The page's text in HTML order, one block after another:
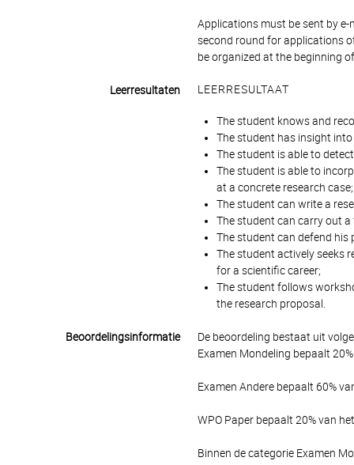
Applications must be sent by
second round for applications
be organized at the beginning
Leerresultaten LEERRESULTAAT
The student knows and
The student has insight
The student is able to
The student is able to
at a concrete research case;
The student can write a
The student can carry out
The student can defend his
The student actively seeks
for a scientific career;
The student follows
the research proposal.
Beoordelingsinformatie
De beoordeling bestaat uit
Examen Mondeling bepaalt
Examen Andere bepaalt 60%
WPO Paper bepaalt 20% van
Binnen de categorie Examen